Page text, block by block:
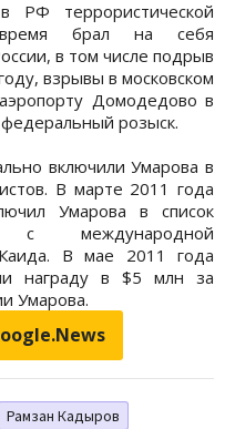
РФ террористической
брал на себя
в том числе подрыв
взрывы в московском
Домодедово в
розыск.
включили Умарова в
В марте 2011 года
Умарова в список
с международной
Каида. В мае 2011 года
награду в $5 млн за
Умарова.
Рамзан Кадыров